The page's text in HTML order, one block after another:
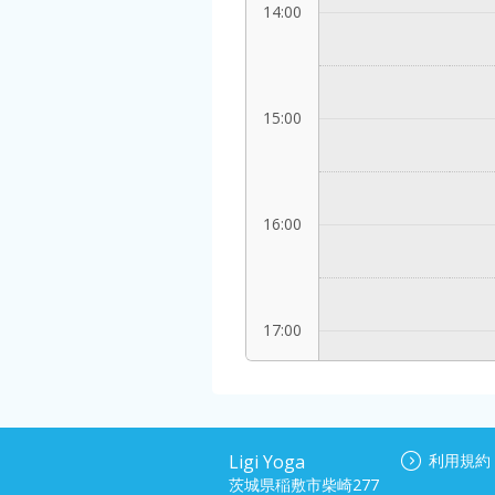
14:00
15:00
16:00
17:00
Ligi Yoga
茨城県稲敷市柴崎277
利用規約